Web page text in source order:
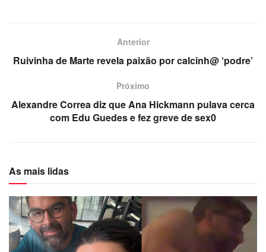
Anterior
Ruivinha de Marte revela paixão por calcinh@ ‘podre’
Próximo
Alexandre Correa diz que Ana Hickmann pulava cerca
com Edu Guedes e fez greve de sex0
As mais lidas